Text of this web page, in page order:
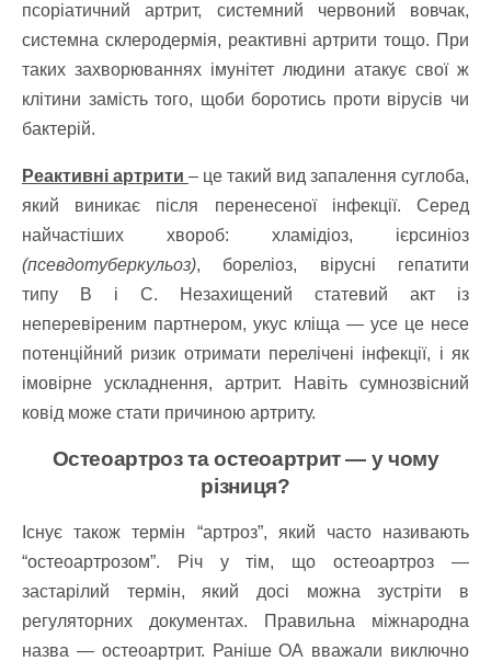
псоріатичний артрит, системний червоний вовчак,
системна склеродермія, реактивні артрити тощо. При
таких захворюваннях імунітет людини атакує свої ж
клітини замість того, щоби боротись проти вірусів чи
бактерій.
Реактивні артрити – це такий вид запалення суглоба,
який виникає після перенесеної інфекції. Серед
найчастіших хвороб: хламідіоз, ієрсиніоз
(псевдотуберкульоз), бореліоз, вірусні гепатити
типу В і С. Незахищений статевий акт із
неперевіреним партнером, укус кліща — усе це несе
потенційний ризик отримати перелічені інфекції, і як
імовірне ускладнення, артрит. Навіть сумнозвісний
ковід може стати причиною артриту.
Остеоартроз та остеоартрит — у чому
різниця?
Існує також термін “артроз”, який часто називають
“остеоартрозом”. Річ у тім, що остеоартроз —
застарілий термін, який досі можна зустріти в
регуляторних документах. Правильна міжнародна
назва — остеоартрит. Раніше ОА вважали виключно